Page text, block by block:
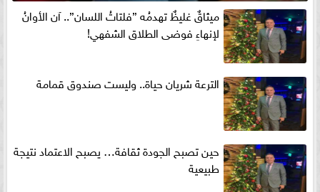
ميثاقٌ غليظٌ تهدمُه ”فلتاتُ اللسان”.. آن الأوانُ
لإنهاءِ فوضى الطلاق الشفهي!
الترعة شريان حياة.. وليست صندوق قمامة
حين تصبح الجودة ثقافة… يصبح الاعتماد نتيجة
طبيعية